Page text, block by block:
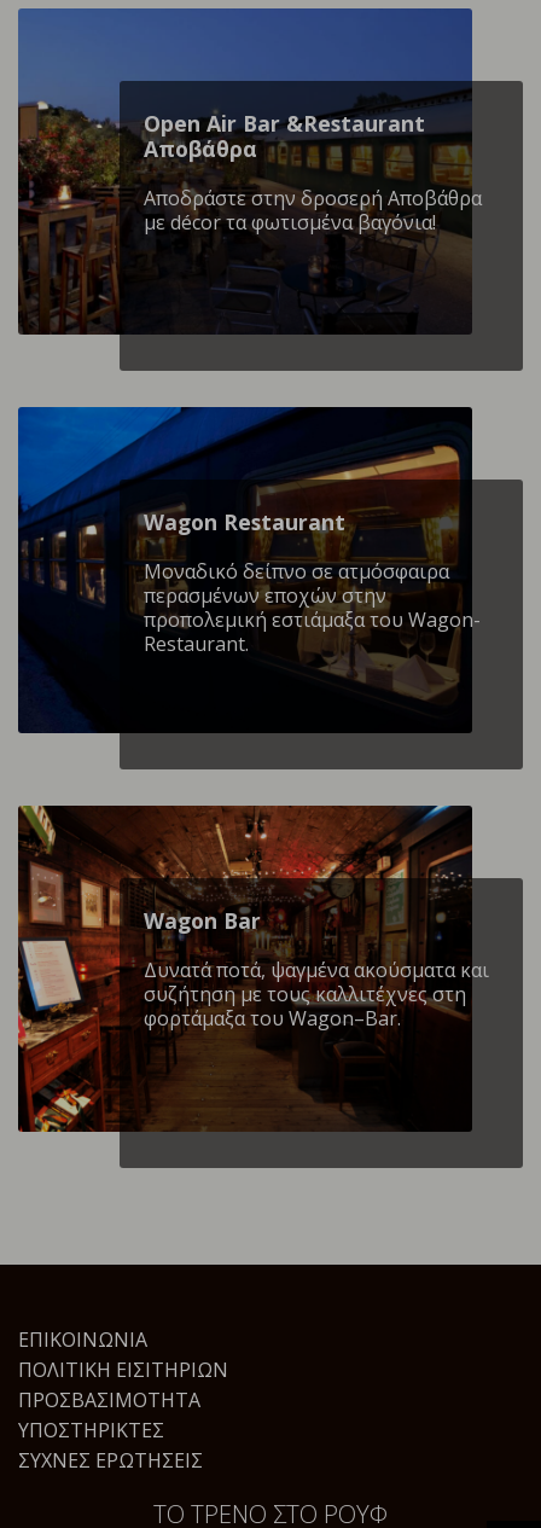
Open Air Bar &Restaurant
Αποβάθρα
Αποδράστε στην δροσερή Αποβάθρα
με décor τα φωτισμένα βαγόνια!
Wagon Restaurant
Mοναδικό δείπνο σε ατμόσφαιρα
περασμένων εποχών στην
προπολεμική εστιάμαξα του Wagon-
Restaurant.
Wagon Βar
Δυνατά ποτά, ψαγμένα ακούσματα και
συζήτηση με τους καλλιτέχνες στη
φορτάμαξα του Wagon–Bar.
ΕΠΙΚΟΙΝΩΝΊΑ
ΠΟΛΙΤΙΚΉ ΕΙΣΙΤΗΡΊΩΝ
ΠΡΟΣΒΑΣΙΜΌΤΗΤΑ
ΥΠΟΣΤΗΡΙΚΤΈΣ
ΣΥΧΝΈΣ ΕΡΩΤΉΣΕΙΣ
ΤΟ ΤΡΕΝΟ ΣΤΟ ΡΟΥΦ